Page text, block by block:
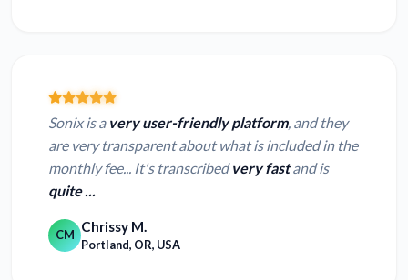
Sonix is a very user-friendly platform, and they
are very transparent about what is included in the
monthly fee... It's transcribedvery fastand is
quite ...
CM Chrissy M.
Portland, OR, USA